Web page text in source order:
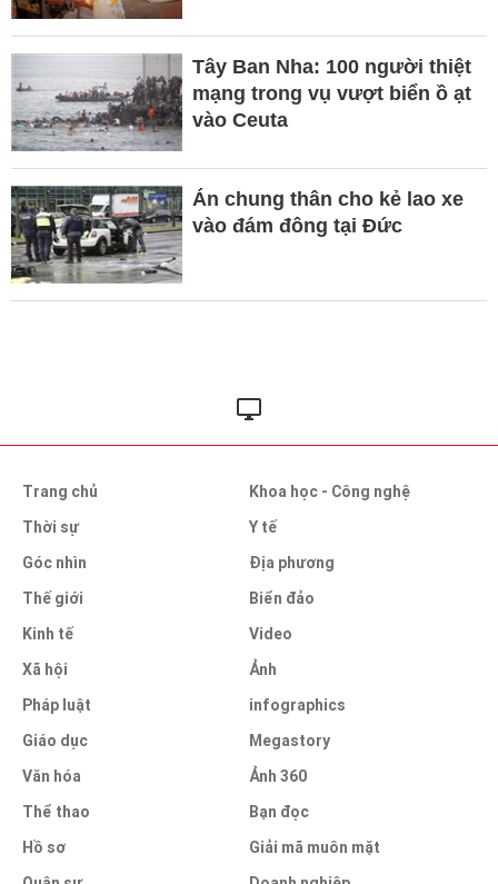
Tây Ban Nha: 100 người thiệt
mạng trong vụ vượt biển ồ ạt
vào Ceuta
Án chung thân cho kẻ lao xe
vào đám đông tại Đức
Trang chủ
Thời sự
Góc nhìn
Thế giới
Kinh tế
Xã hội
Pháp luật
Giáo dục
Văn hóa
Thể thao
Hồ sơ
Khoa học - Công nghệ
Y tế
Địa phương
Biển đảo
Video
Ảnh
infographics
Megastory
Ảnh 360
Bạn đọc
Giải mã muôn mặt